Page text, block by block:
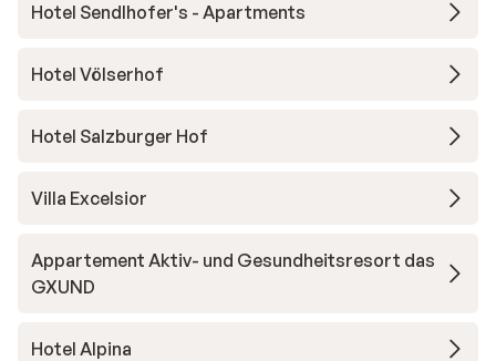
Hotel Sendlhofer's - Apartments
Hotel Völserhof
Hotel Salzburger Hof
Villa Excelsior
Appartement Aktiv- und Gesundheitsresort das
GXUND
Hotel Alpina